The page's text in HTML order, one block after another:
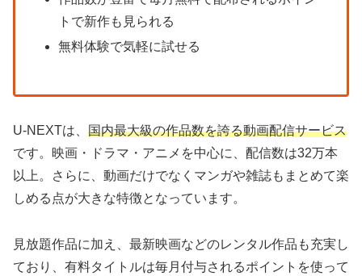
トで新作も見られる
無料体験で気軽に試せる
U-NEXTは、 国内最大級の作品数を誇る動画配信サービス
です。映画・ドラマ・アニメを中心に、配信数は32万本
以上。さらに、動画だけでなくマンガや雑誌もまとめて楽
しめる点が大きな特徴となっています。
見放題作品に加え、最新映画などのレンタル作品も充実し
ており、有料タイトルは毎月付与されるポイントを使って